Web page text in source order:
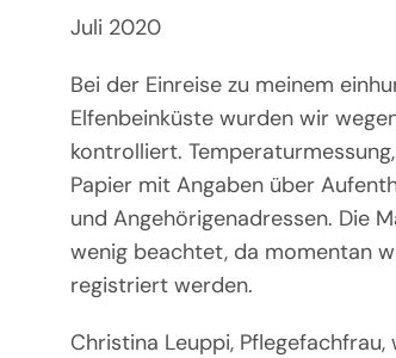
Juli 2020
Bei der Einreise zu meinem
Elfenbeinküste wurden wir
kontrolliert.
Papier mit Angaben über
und Angehörigenadressen. Die
wenig beachtet, da momentan
registriert werden.
Christina Leuppi,